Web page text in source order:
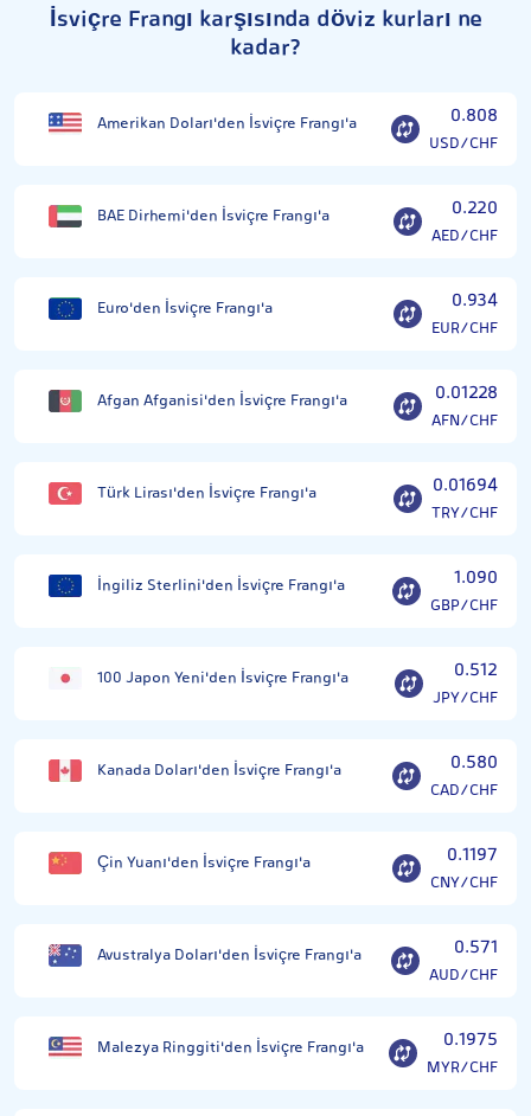
İsviçre Frangı karşısında döviz kurları ne
kadar?
Amerikan Doları'den İsviçre Frangı'a 0.808
USD/CHF
BAE Dirhemi'den İsviçre Frangı'a 0.220
AED/CHF
Euro'den İsviçre Frangı'a 0.934
EUR/CHF
Afgan Afganisi'den İsviçre Frangı'a 0.01228
AFN/CHF
Türk Lirası'den İsviçre Frangı'a 0.01694
TRY/CHF
İngiliz Sterlini'den İsviçre Frangı'a 1.090
GBP/CHF
100 Japon Yeni'den İsviçre Frangı'a 0.512
JPY/CHF
Kanada Doları'den İsviçre Frangı'a 0.580
CAD/CHF
Çin Yuanı'den İsviçre Frangı'a 0.1197
CNY/CHF
Avustralya Doları'den İsviçre Frangı'a 0.571
AUD/CHF
Malezya Ringgiti'den İsviçre Frangı'a 0.1975
MYR/CHF